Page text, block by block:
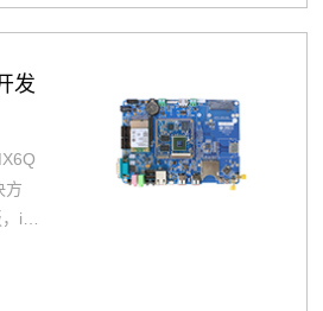
、
迎
发
方
i.M
。i
性